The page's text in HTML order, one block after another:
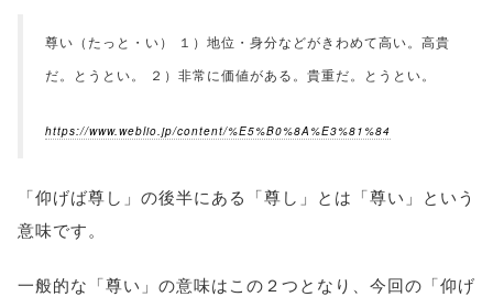
尊い（たっと・い） １）地位・身分などがきわめて高い。高貴
だ。とうとい。 ２）非常に価値がある。貴重だ。とうとい。
https://www.weblio.jp/content/%E5%B0%8A%E3%81%84
「仰げば尊し」の後半にある「尊し」とは「尊い」という
意味です。
一般的な「尊い」の意味はこの２つとなり、今回の「仰げ